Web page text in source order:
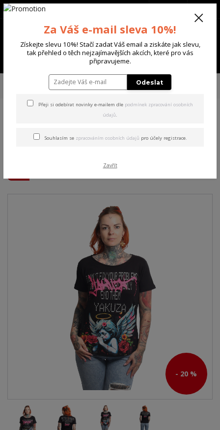
Menu
+420 702 136 620
TRIČKA & TÍLKA
Yakuza dámské tílko Problems
Curved Crew Neck T-Shirt
Problems Curved Crew Neck
- 20 %
Za Váš e-mail sleva 10%!
Získejte slevu 10%! Stačí zadat Váš email a ziskáte jak slevu,
tak přehled o těch nejzajímavějších akcích, které pro vás
připravujeme.
Odeslat
Přeji si odebírat novinky e-mailem dle podmínek zpracování osobních
údajů.
Souhlasím se zpracováním osobních údajů pro účely registrace.
Zavřít